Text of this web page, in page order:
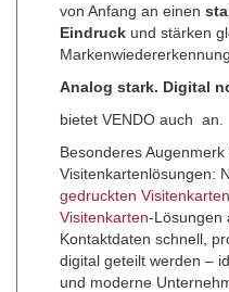
von Anfang an einen
Eindruck und stärken
Markenwiedererkennung.
Analog stark. Digital
bietet VENDO auch an.
Besonderes
Visitenkartenlösungen:
gedruckten Visitenkarten
Visitenkarten-Lösungen
Kontaktdaten schnell,
digital geteilt werden –
und moderne